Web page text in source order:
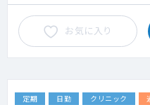
お気に入り
定期 日勤 クリニック